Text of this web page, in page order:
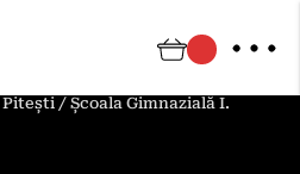
Pitești/ Școala Gimnazială I.